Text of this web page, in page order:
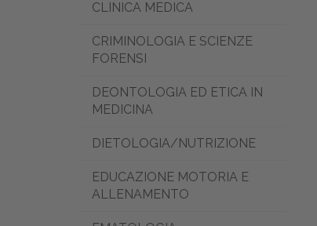
CLINICA MEDICA
CRIMINOLOGIA E SCIENZE
FORENSI
DEONTOLOGIA ED ETICA IN
MEDICINA
DIETOLOGIA/NUTRIZIONE
EDUCAZIONE MOTORIA E
ALLENAMENTO